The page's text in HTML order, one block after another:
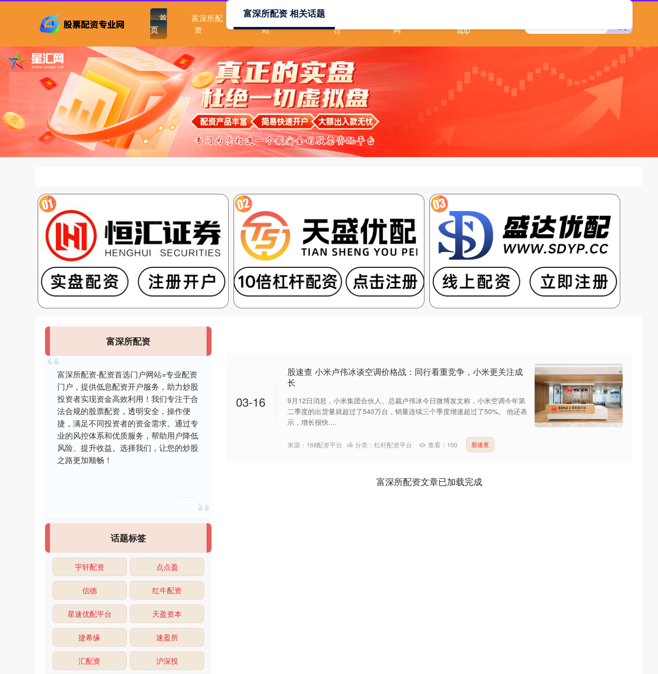
首
页
富深所配
资
配资首选门户网
站
台
网
app
富深所配资 相关话题
03-16
股速查 小米卢伟冰谈空调价格战：同行看重竞争，小米更关注成
长
9月12日消息，小米集团合伙人、总裁卢伟冰今日微博发文称，小米空调今年第
二季度的出货量就超过了540万台，销量连续三个季度增速超过了50%。 他还表
示，增长很快....
来源：168配资平台 分类： 杠杆配资平台 查看： 100 股速查
富深所配资文章已加载完成
富深所配资
富深所配资-配资首选门户网站=专业配资
门户，提供低息配资开户服务，助力炒股
投资者实现资金高效利用！我们专注于合
法合规的股票配资，透明安全，操作便
捷，满足不同投资者的资金需求。通过专
业的风控体系和优质服务，帮助用户降低
风险、提升收益。选择我们，让您的炒股
之路更加顺畅！
话题标签
宇轩配资 点点盈
信德 红牛配资
星速优配平台 天盈资本
捷希缘 速盈所
汇配资 沪深投